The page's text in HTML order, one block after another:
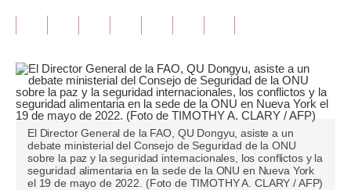
Opinión
Editorial
Pregunta de hoy
Blogs
El Director General de la FAO, QU Dongyu, asiste a un
debate ministerial del Consejo de Seguridad de la ONU
sobre la paz y la seguridad internacionales, los conflictos y la
seguridad alimentaria en la sede de la ONU en Nueva York
el 19 de mayo de 2022. (Foto de TIMOTHY A. CLARY / AFP)